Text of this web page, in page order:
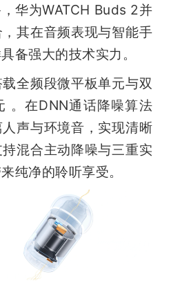
华为WATCH Buds 2并
其在音频表现与智能手
备强大的技术实力。
全频段微平板单元与双
。在DNN通话降噪算法
声与环境音，实现清晰
混合主动降噪与三重实
纯净的聆听享受。